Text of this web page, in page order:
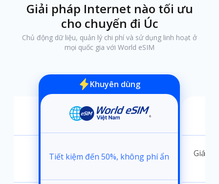
Giải pháp Internet nào tối ưu
cho chuyến đi Úc
Chủ động dữ liệu, quản lý chi phí và sử dụng linh hoạt ở
mọi quốc gia với World eSIM
Giá
Khuyên dùng
Tiết kiệm đến 50%, không phí ẩn